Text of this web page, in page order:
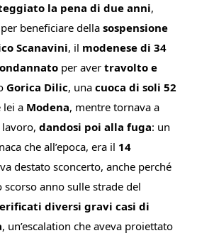
la pena di due anni,
beneficiare della sospensione
Scanavini, il modenese di 34
per aver travolto e
Gorica Dilic, una cuoca di soli 52
lei a Modena, mentre tornava a
dandosi poi alla fuga: un
che all’epoca, era il 14
destato sconcerto, anche perché
anno sulle strade del
diversi gravi casi di
, un’escalation che aveva proiettato